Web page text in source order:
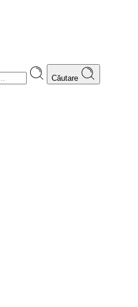
Căutare